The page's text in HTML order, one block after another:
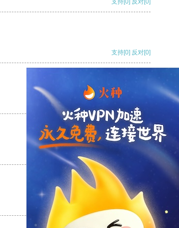
支持 [0] 反对 [0]
支持[0] 反对[0]
反对
反对[0]